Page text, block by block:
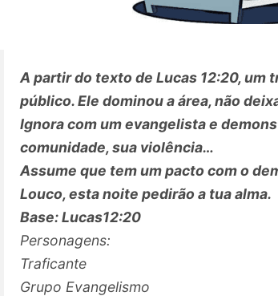
A partir do texto de Lucas 12:20, um
público. Ele dominou a área, não
Ignora com um evangelista e
comunidade, sua violência…
Assume que tem um pacto com o
Louco, esta noite pedirão a tua alma.
Base: Lucas12:20
Personagens:
Traficante
Grupo Evangelismo